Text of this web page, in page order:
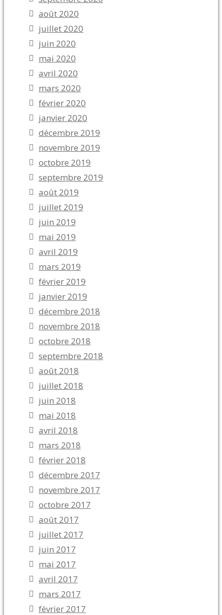
août 2020
juillet 2020
juin 2020
mai 2020
avril 2020
mars 2020
février 2020
janvier 2020
décembre 2019
novembre 2019
octobre 2019
septembre 2019
août 2019
juillet 2019
juin 2019
mai 2019
avril 2019
mars 2019
février 2019
janvier 2019
décembre 2018
novembre 2018
octobre 2018
septembre 2018
août 2018
juillet 2018
juin 2018
mai 2018
avril 2018
mars 2018
février 2018
décembre 2017
novembre 2017
octobre 2017
août 2017
juillet 2017
juin 2017
mai 2017
avril 2017
mars 2017
février 2017